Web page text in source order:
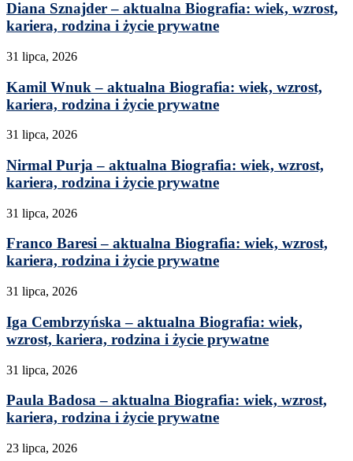
Diana Sznajder – aktualna Biografia: wiek, wzrost,
kariera, rodzina i życie prywatne
31 lipca, 2026
Kamil Wnuk – aktualna Biografia: wiek, wzrost,
kariera, rodzina i życie prywatne
31 lipca, 2026
Nirmal Purja – aktualna Biografia: wiek, wzrost,
kariera, rodzina i życie prywatne
31 lipca, 2026
Franco Baresi – aktualna Biografia: wiek, wzrost,
kariera, rodzina i życie prywatne
31 lipca, 2026
Iga Cembrzyńska – aktualna Biografia: wiek,
wzrost, kariera, rodzina i życie prywatne
31 lipca, 2026
Paula Badosa – aktualna Biografia: wiek, wzrost,
kariera, rodzina i życie prywatne
23 lipca, 2026